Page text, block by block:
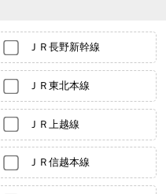
ＪＲ長野新幹線
ＪＲ東北本線
ＪＲ上越線
ＪＲ信越本線